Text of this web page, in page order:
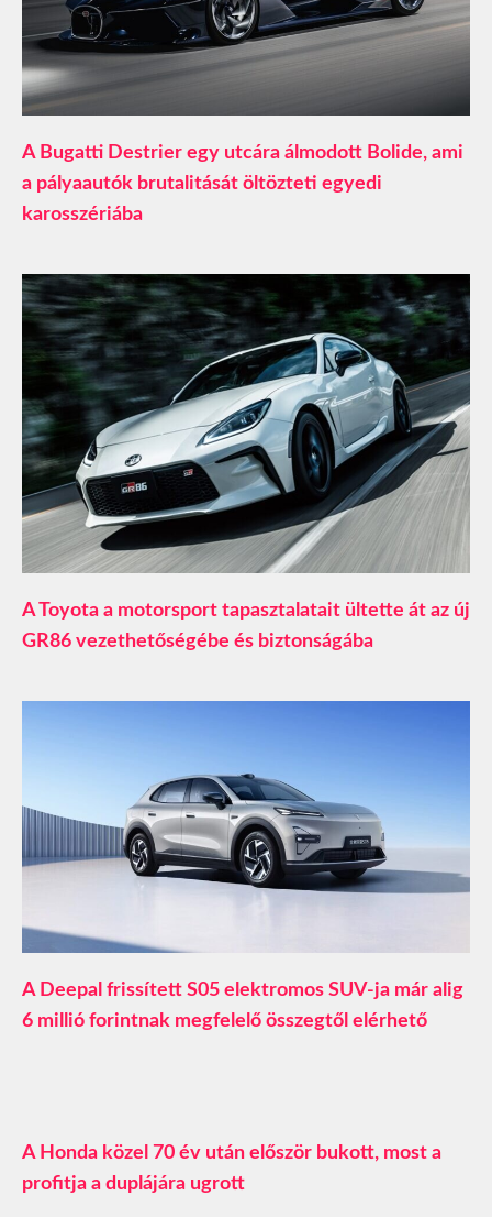
A Bugatti Destrier egy utcára álmodott Bolide, ami
a pályaautók brutalitását öltözteti egyedi
karosszériába
A Toyota a motorsport tapasztalatait ültette át az új
GR86 vezethetőségébe és biztonságába
A Deepal frissített S05 elektromos SUV-ja már alig
6 millió forintnak megfelelő összegtől elérhető
A Honda közel 70 év után először bukott, most a
profitja a duplájára ugrott